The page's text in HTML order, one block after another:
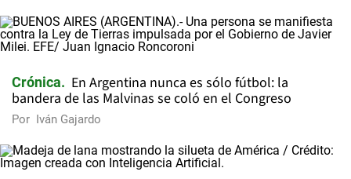
Crónica
En Argentina nunca es sólo fútbol: la
bandera de las Malvinas se coló en el Congreso
Por Iván Gajardo